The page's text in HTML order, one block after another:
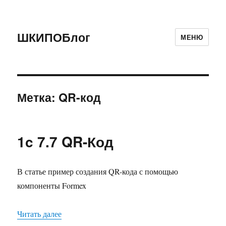
ШКИПОБлог МЕНЮ
Метка: QR-код
1c 7.7 QR-Код
В статье пример создания QR-кода с помощью
компоненты Formex
Читать далее«1c 7.7 QR-Код»